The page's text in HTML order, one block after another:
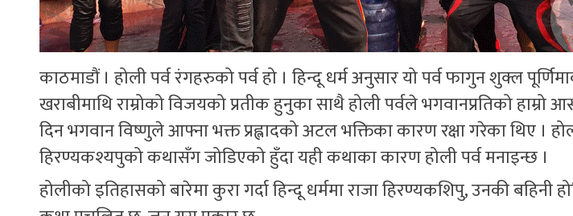
काठमाडौं । होली पर्व रंगहरुको पर्व हो । हिन्दू धर्म अनुसार यो पर्व फागुन शुक्ल
खराबीमाथि राम्रोको विजयको प्रतीक हुनुका साथै होली पर्वले भगवानप्रतिको
दिन भगवान विष्णुले आफ्ना भक्त प्रह्लादको अटल भक्तिका कारण रक्षा गरेका थिए ।
हिरण्यकश्यपुको कथासँग जोडिएको हुँदा यही कथाका कारण होली पर्व मनाइन्छ ।
होलीको इतिहासको बारेमा कुरा गर्दा हिन्दू धर्ममा राजा हिरण्यकशिपु, उनकी बहिनी